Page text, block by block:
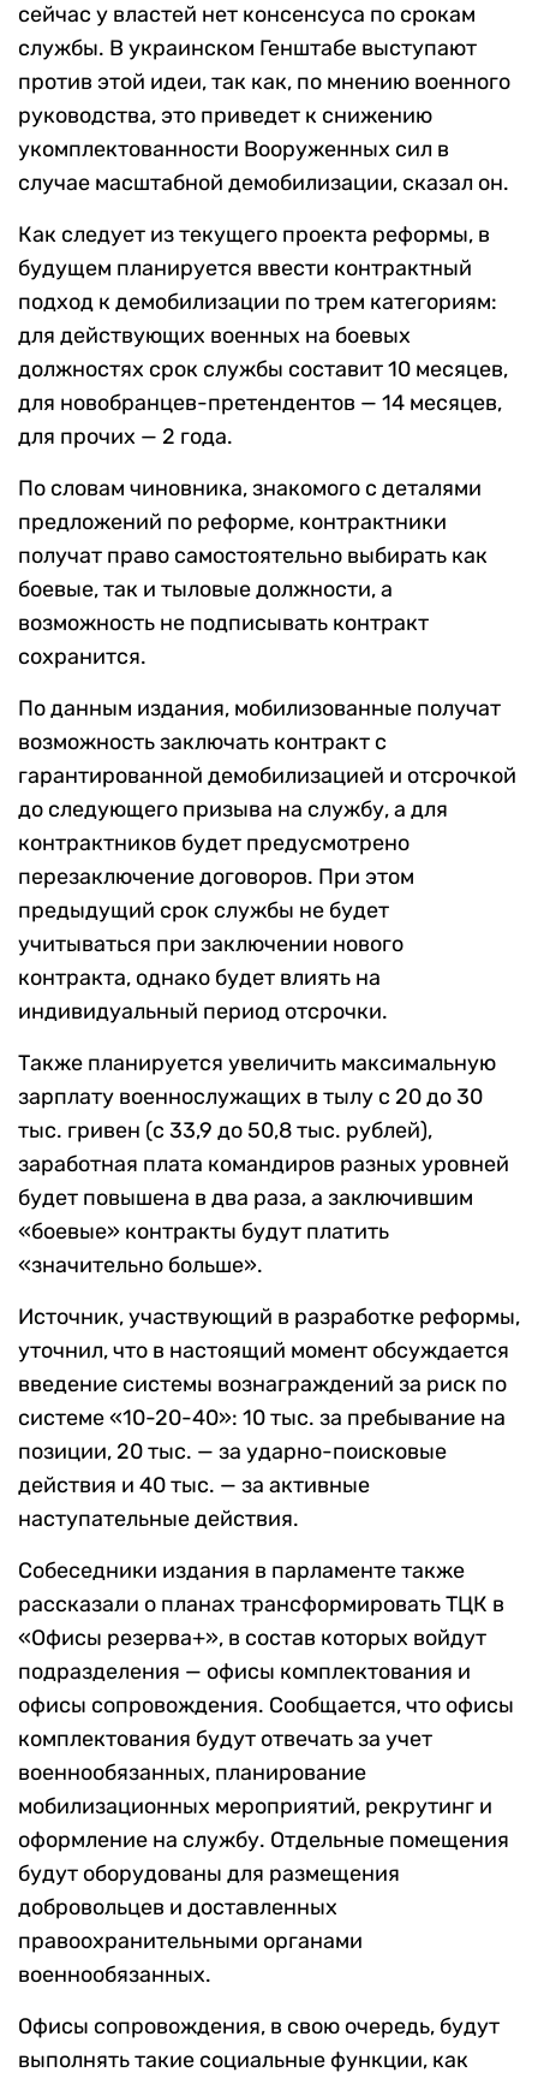
сейчас у властей нет консенсуса по срокам
службы. В украинском Генштабе выступают
против этой идеи, так как, по мнению военного
руководства, это приведет к снижению
укомплектованности Вооруженных сил в
случае масштабной демобилизации, сказал он.
Как следует из текущего проекта реформы, в
будущем планируется ввести контрактный
подход к демобилизации по трем категориям:
для действующих военных на боевых
должностях срок службы составит 10 месяцев,
для новобранцев-претендентов — 14 месяцев,
для прочих — 2 года.
По словам чиновника, знакомого с деталями
предложений по реформе, контрактники
получат право самостоятельно выбирать как
боевые, так и тыловые должности, а
возможность не подписывать контракт
сохранится.
По данным издания, мобилизованные получат
возможность заключать контракт с
гарантированной демобилизацией и отсрочкой
до следующего призыва на службу, а для
контрактников будет предусмотрено
перезаключение договоров. При этом
предыдущий срок службы не будет
учитываться при заключении нового
контракта, однако будет влиять на
индивидуальный период отсрочки.
Также планируется увеличить максимальную
зарплату военнослужащих в тылу с 20 до 30
тыс. гривен (с 33,9 до 50,8 тыс. рублей),
заработная плата командиров разных уровней
будет повышена в два раза, а заключившим
«боевые» контракты будут платить
«значительно больше».
Источник, участвующий в разработке реформы,
уточнил, что в настоящий момент обсуждается
введение системы вознаграждений за риск по
системе «10-20-40»: 10 тыс. за пребывание на
позиции, 20 тыс. — за ударно-поисковые
действия и 40 тыс. — за активные
наступательные действия.
Собеседники издания в парламенте также
рассказали о планах трансформировать ТЦК в
«Офисы резерва+», в состав которых войдут
подразделения — офисы комплектования и
офисы сопровождения. Сообщается, что офисы
комплектования будут отвечать за учет
военнообязанных, планирование
мобилизационных мероприятий, рекрутинг и
оформление на службу. Отдельные помещения
будут оборудованы для размещения
добровольцев и доставленных
правоохранительными органами
военнообязанных.
Офисы сопровождения, в свою очередь, будут
выполнять такие социальные функции, как